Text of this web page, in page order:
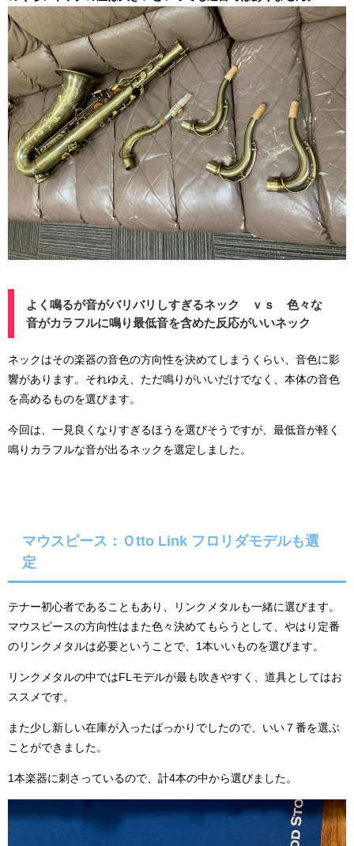
よく鳴るが音がバリバリしすぎるネック ｖｓ 色々な
音がカラフルに鳴り最低音を含めた反応がいいネック
ネックはその楽器の音色の方向性を決めてしまうくらい、音色に影
響があります。それゆえ、ただ鳴りがいいだけでなく、本体の音色
を高めるものを選びます。
今回は、一見良くなりすぎるほうを選びそうですが、最低音が軽く
鳴りカラフルな音が出るネックを選定しました。
マウスピース：Ｏtto Link フロリダモデルも選
定
テナー初心者であることもあり、リンクメタルも一緒に選びます。
マウスピースの方向性はまた色々決めてもらうとして、やはり定番
のリンクメタルは必要ということで、1本いいものを選びます。
リンクメタルの中ではFLモデルが最も吹きやすく、道具としてはお
ススメです。
また少し新しい在庫が入ったばっかりでしたので、いい７番を選ぶ
ことができました。
1本楽器に刺さっているので、計4本の中から選びました。